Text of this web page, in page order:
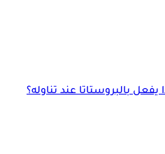
يفعل بالبروستاتا عند تناوله؟